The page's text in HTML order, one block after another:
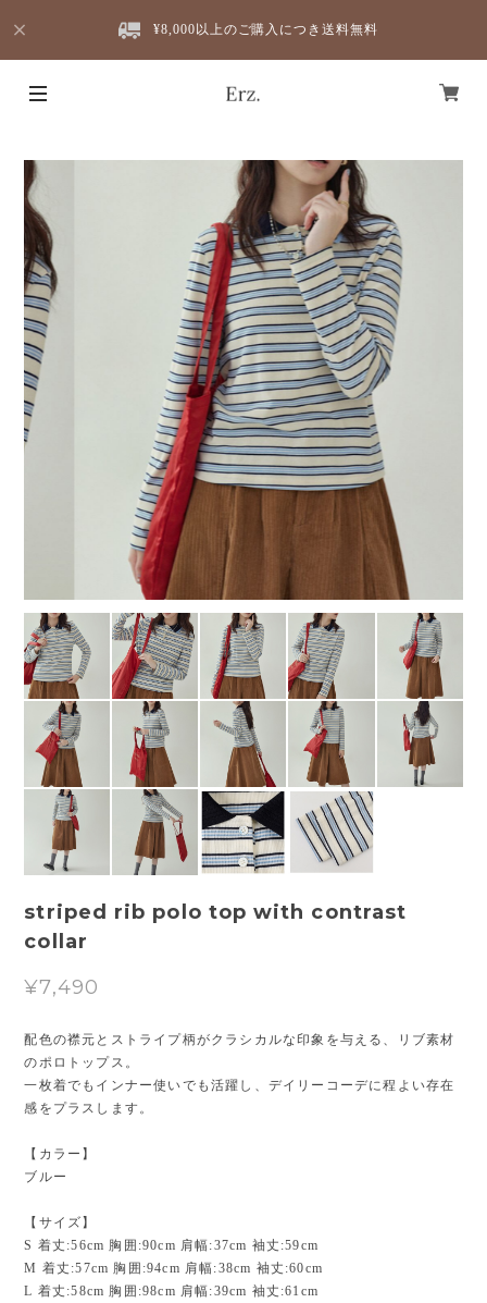
¥8,000以上のご購入につき送料無料
striped rib polo top with contrast
collar
¥7,490
配色の襟元とストライプ柄がクラシカルな印象を与える、リブ素材
のポロトップス。
一枚着でもインナー使いでも活躍し、デイリーコーデに程よい存在
感をプラスします。
【カラー】
ブルー
【サイズ】
S 着丈:56cm 胸囲:90cm 肩幅:37cm 袖丈:59cm
M 着丈:57cm 胸囲:94cm 肩幅:38cm 袖丈:60cm
L 着丈:58cm 胸囲:98cm 肩幅:39cm 袖丈:61cm